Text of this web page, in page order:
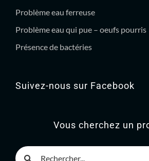
Problème eau ferreuse
Problème eau qui pue – oeufs pourris
Présence de bactéries
Suivez-nous sur Facebook
Vous cherchez un
Rechercher